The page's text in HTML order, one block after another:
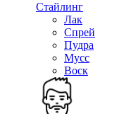
Стайлинг
Лак
Спрей
Пудра
Мусс
Воск